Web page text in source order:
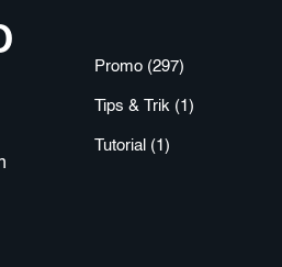
Promo (297)
Tips & Trik (1)
Tutorial (1)